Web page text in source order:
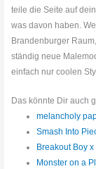
teile die Seite auf
was davon haben.
Brandenburger
ständig neue
einfach nur coolen
Das könnte Dir auch
melancholy
Smash Into
Breakout Boy
Monster on a